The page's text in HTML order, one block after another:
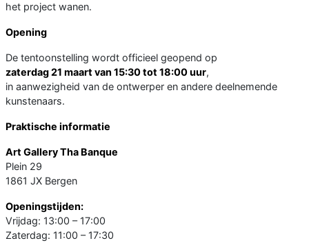
het project wanen.
Opening
De tentoonstelling wordt officieel geopend op
zaterdag 21 maart van 15:30 tot 18:00 uur,
in aanwezigheid van de ontwerper en andere deelnemende
kunstenaars.
Praktische informatie
Art Gallery Tha Banque
Plein 29
1861 JX Bergen
Openingstijden:
Vrijdag: 13:00 – 17:00
Zaterdag: 11:00 – 17:30